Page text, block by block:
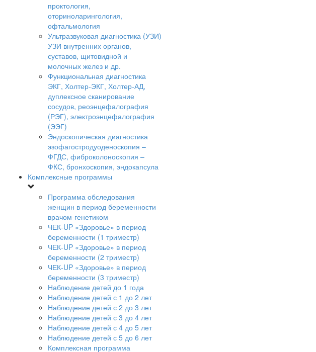
проктология,
оториноларингология,
офтальмология
Ультразвуковая диагностика (УЗИ)
УЗИ внутренних органов,
суставов, щитовидной и
молочных желез и др.
Функциональная диагностика
ЭКГ, Холтер-ЭКГ, Холтер-АД,
дуплексное сканирование
сосудов, реоэнцефалография
(РЭГ), электроэнцефалография
(ЭЭГ)
Эндоскопическая диагностика
эзофагостродуоденоскопия –
ФГДС, фиброколоноскопия –
ФКС, бронхоскопия, эндокапсула
Комплексные программы
Программа обследования
женщин в период беременности
врачом-генетиком
ЧЕК-UP «Здоровье» в период
беременности (1 триместр)
ЧЕК-UP «Здоровье» в период
беременности (2 триместр)
ЧЕК-UP «Здоровье» в период
беременности (3 триместр)
Наблюдение детей до 1 года
Наблюдение детей с 1 до 2 лет
Наблюдение детей с 2 до 3 лет
Наблюдение детей с 3 до 4 лет
Наблюдение детей с 4 до 5 лет
Наблюдение детей с 5 до 6 лет
Комплексная программа